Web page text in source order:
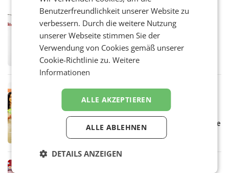
Vergleichszeitraum
MARKETING & MEDIA
ProSiebenSat.1 spart und macht
überraschend viel Gewinn
Fernsehkonzern ProSiebenSat.1 hat im
Frühjahr dank Kostensenkungen operativ
wieder Gewinn gemacht und die
RETAIL
Eine Bühne für Zirkularität: ARA und
Müller informieren am POS über
Über den gesamten August hinweg rücken die
Altstoff Recycling Austria AG (ARA) und der
„Kreislauf-Helden“ in allen österreichischen
Benutzerfreundlichkeit unserer Website zu
verbessern. Durch die weitere Nutzung
unserer Webseite stimmen Sie der
Verwendung von Cookies gemäß unserer
Cookie-Richtlinie zu.Weitere
Informationen
ALLE AKZEPTIEREN
ALLE ABLEHNEN
DETAILS ANZEIGEN